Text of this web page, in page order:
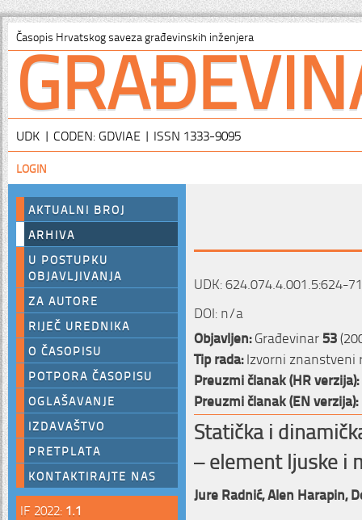
Časopis Hrvatskog saveza građevinskih inženjera
UDK | CODEN: GDVIAE | ISSN 1333-9095
LOGIN
AKTUALNI BROJ
ARHIVA
U POSTUPKU
OBJAVLJIVANJA
ZA AUTORE
RIJEČ UREDNIKA
O ČASOPISU
POTPORA ČASOPISU
OGLAŠAVANJE
IZDAVAŠTVO
PRETPLATA
KONTAKTIRAJTE NAS
IF 2022: 1.1
UDK: 624.074.4.001.5:624-
DOI: n/a
Objavljen:Građevinar53
Tip rada:Izvorni znanstveni
Preuzmi članak (HR verzija):
Preuzmi članak (EN verzija):
Statička i
– element ljuske i
Jure Radnić,Alen Harapin,